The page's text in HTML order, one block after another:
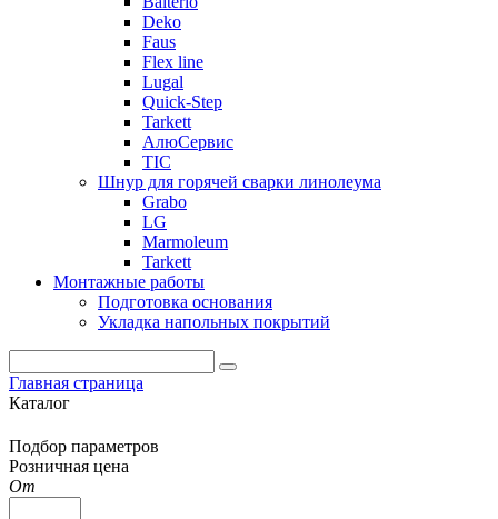
Deko
Faus
Flex line
Lugal
Quick-Step
Tarkett
АлюСервис
ТІС
Шнур для горячей сварки линолеума
Grabo
LG
Marmoleum
Tarkett
Монтажные работы
Подготовка основания
Укладка напольных покрытий
Главная страница
Каталог
Подбор параметров
Розничная цена
От